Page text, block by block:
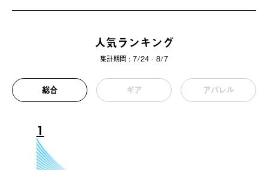
人気ランキング
集計期間 : 7/24 - 8/7
総合 ギア アパレル
1